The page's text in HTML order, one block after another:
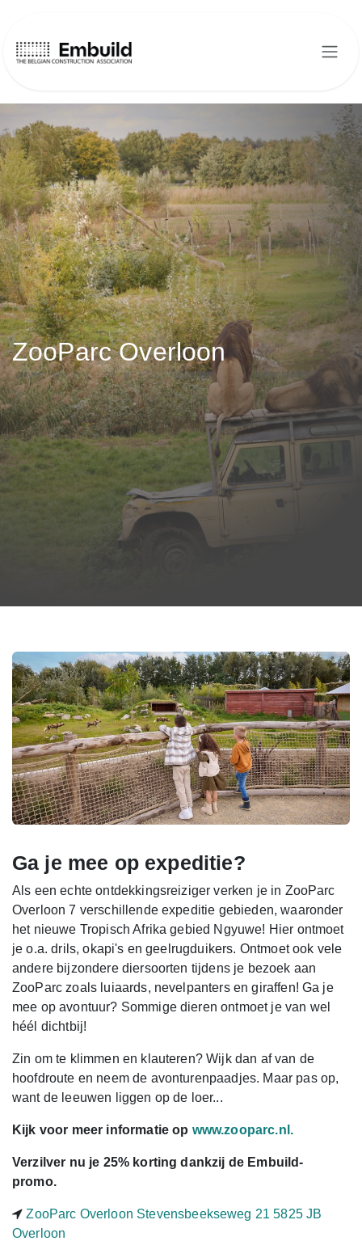
ZooParc Overloon
Ga je mee op expeditie?
Als een echte ontdekkingsreiziger verken je in ZooParc
Overloon 7 verschillende expeditie gebieden, waaronder
het nieuwe Tropisch Afrika gebied Ngyuwe! Hier ontmoet
je o.a. drils, okapi's en geelrugduikers. Ontmoet ook vele
andere bijzondere diersoorten tijdens je bezoek aan
ZooParc zoals luiaards, nevelpanters en giraffen! Ga je
mee op avontuur? Sommige dieren ontmoet je van wel
héél dichtbij!
Zin om te klimmen en klauteren? Wijk dan af van de
hoofdroute en neem de avonturenpaadjes. Maar pas op,
want de leeuwen liggen op de loer...
Kijk voor meer informatie op www.zooparc.nl.
Verzilver nu je 25% korting dankzij de Embuild-
promo.
ZooParc Overloon Stevensbeekseweg 21 5825 JB
Overloon